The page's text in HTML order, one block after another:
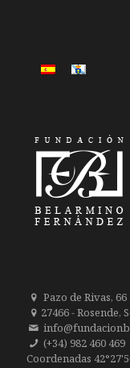
Pazo de Rivas, 66
27466 - Rosende,
(+34) 982 460 469
Coordenadas